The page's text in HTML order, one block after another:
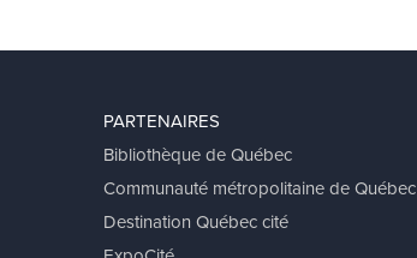
PARTENAIRES
Bibliothèque de Québec
Communauté métropolitaine de Québec
Destination Québec cité